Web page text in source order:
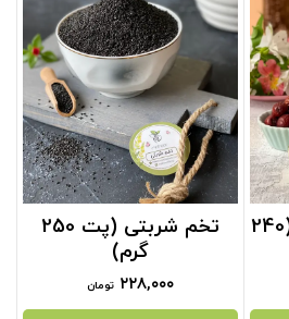
دمنوش عناب و هل (240
تخم شربتی (پت 250
گرم)
۲۲۸,۰۰۰ تومان